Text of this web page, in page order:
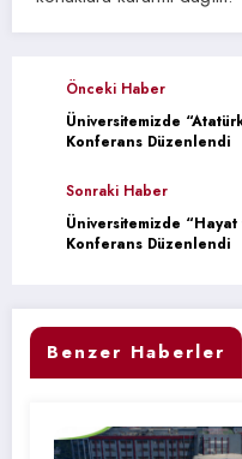
Önceki Haber
Üniversitemizde
Konferans Düzenlendi
Sonraki Haber
Üniversitemizde
Konferans Düzenlendi
Benzer Haberler